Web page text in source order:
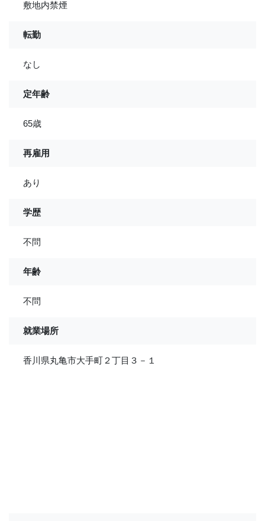
敷地内禁煙
転勤
なし
定年齢
65歳
再雇用
あり
学歴
不問
年齢
不問
就業場所
香川県丸亀市大手町２丁目３－１